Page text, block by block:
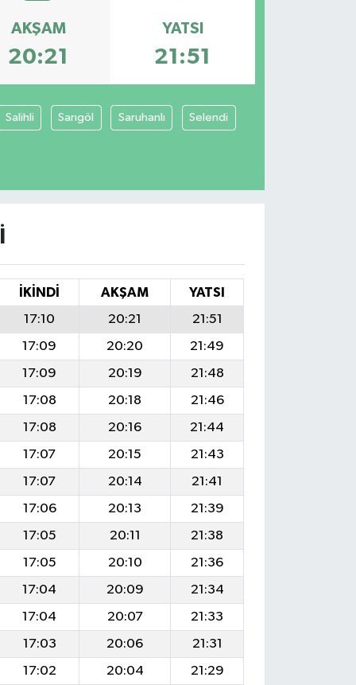
AKŞAM
20:21
YATSI
21:51
Salihli Sarıgöl Saruhanlı Selendi
İKINDI AKŞAM
YATSI
17:10 20:21
21:51
17:09 20:20
21:49
17:09 20:19
21:48
17:08 20:18
21:46
17:08 20:16
21:44
17:07 20:15
21:43
17:07 20:14
21:41
17:06 20:13
21:39
17:05 20:11
21:38
17:05 20:10
21:36
17:04 20:09
21:34
17:04 20:07
21:33
17:03 20:06
21:31
17:02 20:04
21:29